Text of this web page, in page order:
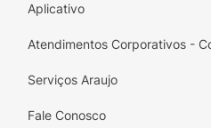
Aplicativo
Atendimentos Corporativos -
Serviços Araujo
Fale Conosco